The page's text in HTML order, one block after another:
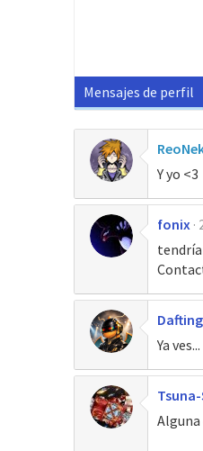
Mensajes de perfil
Y yo <3
fonix
Dafting
Ya ves...
Alguna